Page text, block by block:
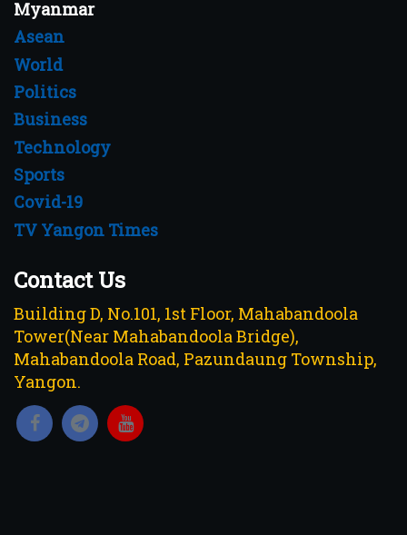
Myanmar
Asean
World
Politics
Business
Technology
Sports
Covid-19
TV Yangon Times
Contact Us
Building D, No.101, 1st Floor, Mahabandoola
Tower(Near Mahabandoola Bridge),
Mahabandoola Road, Pazundaung Township,
Yangon.